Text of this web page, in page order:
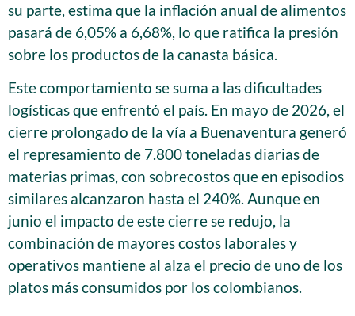
su parte, estima que la inflación anual de alimentos
pasará de 6,05% a 6,68%, lo que ratifica la presión
sobre los productos de la canasta básica.
Este comportamiento se suma a las dificultades
logísticas que enfrentó el país. En mayo de 2026, el
cierre prolongado de la vía a Buenaventura generó
el represamiento de 7.800 toneladas diarias de
materias primas, con sobrecostos que en episodios
similares alcanzaron hasta el 240%. Aunque en
junio el impacto de este cierre se redujo, la
combinación de mayores costos laborales y
operativos mantiene al alza el precio de uno de los
platos más consumidos por los colombianos.